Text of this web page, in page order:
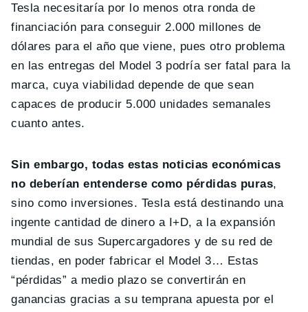
Tesla necesitaría por lo menos otra ronda de
financiación para conseguir 2.000 millones de
dólares para el año que viene, pues otro problema
en las entregas del Model 3 podría ser fatal para la
marca, cuya viabilidad depende de que sean
capaces de producir 5.000 unidades semanales
cuanto antes.
Sin embargo, todas estas noticias económicas
no deberían entenderse como pérdidas puras,
sino como inversiones. Tesla está destinando una
ingente cantidad de dinero a I+D, a la expansión
mundial de sus Supercargadores y de su red de
tiendas, en poder fabricar el Model 3… Estas
“pérdidas” a medio plazo se convertirán en
ganancias gracias a su temprana apuesta por el